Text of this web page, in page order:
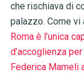
che rischiava di
palazzo. Come vi
Roma è l’unica
d’accoglienza
Federica Mameli